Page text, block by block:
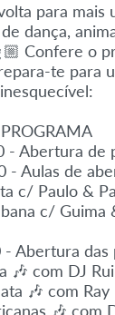
para mais
dança,
Confere o
te para
inesquecível:
PROGRAMA
- Abertura de
- Aulas de
c/ Paulo &
c/ Guima
- Abertura das
🎶 com DJ
🎶 com
🎶 com